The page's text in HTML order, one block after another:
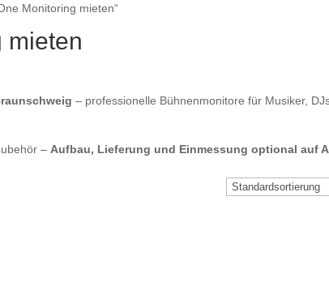
Monitoring mieten“
mieten
– professionelle Bühnenmonitore für Musiker,
– Aufbau, Lieferung und Einmessung optional auf